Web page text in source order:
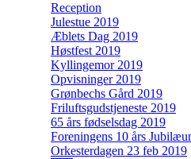
Reception
Julestue 2019
Æblets Dag 2019
Høstfest 2019
Kyllingemor 2019
Opvisninger 2019
Grønbechs Gård 2019
Friluftsgudstjeneste 2019
65 års fødselsdag 2019
Foreningens 10 års
Orkesterdagen 23 feb 2019